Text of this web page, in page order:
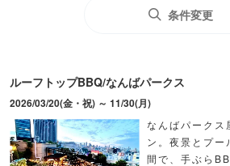
条件変更
ルーフトップBBQ/なんばパークス
2026/03/20(金・祝) ～ 11/30(月)
なんばパークス
ン。夜景とプー
間で、手ぶら